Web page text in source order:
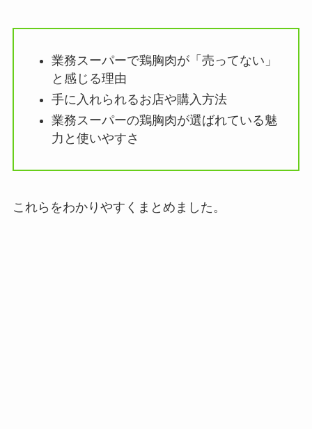
業務スーパーで鶏胸肉が「売ってない」
と感じる理由
手に入れられるお店や購入方法
業務スーパーの鶏胸肉が選ばれている魅
力と使いやすさ
これらをわかりやすくまとめました。